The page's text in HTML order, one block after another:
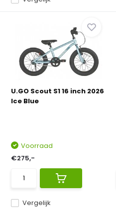
U.GO Scout S1 16 inch 2026
Ice Blue
Vergelijk
Voorraad
€275,-